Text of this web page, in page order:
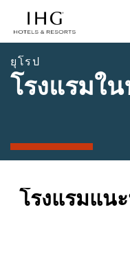
ยุโรป
โรงแรมใ
โรงแรมแน